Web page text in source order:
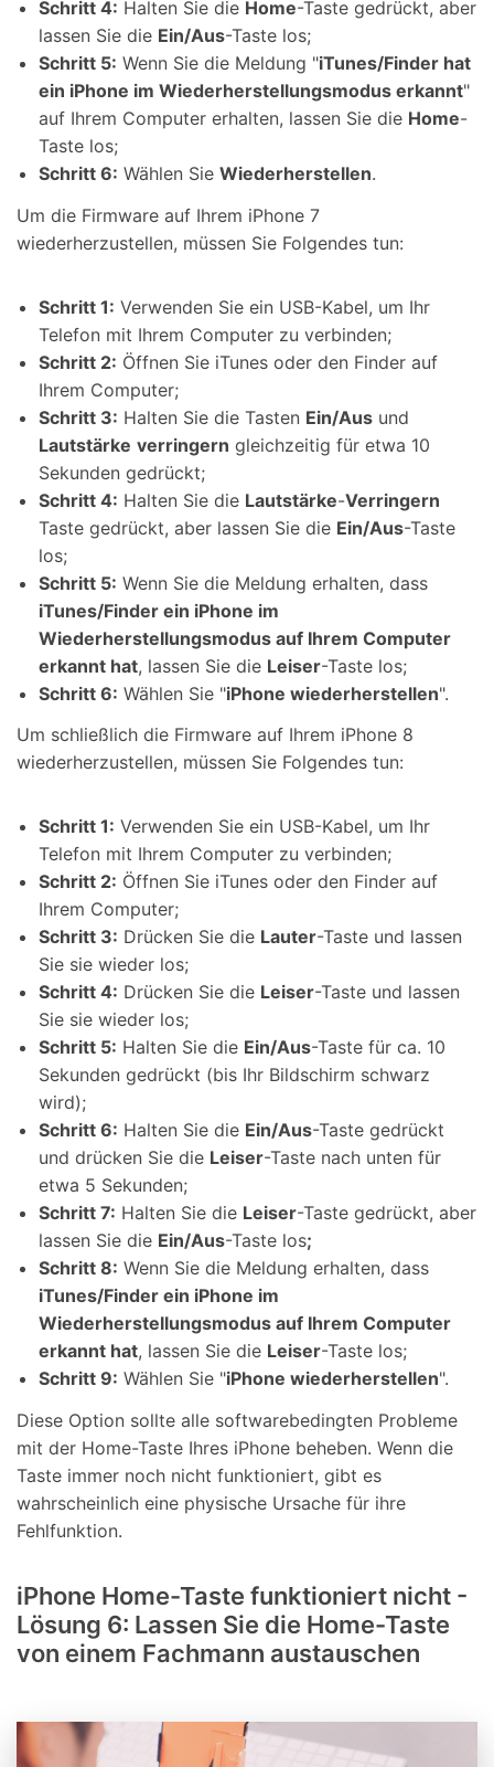
Schritt 4: Halten Sie die Home-Taste gedrückt, aber
lassen Sie die Ein/Aus-Taste los;
Schritt 5: Wenn Sie die Meldung "iTunes/Finder hat
ein iPhone im Wiederherstellungsmodus erkannt"
auf Ihrem Computer erhalten, lassen Sie die Home-
Taste los;
Schritt 6: Wählen Sie Wiederherstellen.
Um die Firmware auf Ihrem iPhone 7
wiederherzustellen, müssen Sie Folgendes tun:
Schritt 1: Verwenden Sie ein USB-Kabel, um Ihr
Telefon mit Ihrem Computer zu verbinden;
Schritt 2: Öffnen Sie iTunes oder den Finder auf
Ihrem Computer;
Schritt 3: Halten Sie die Tasten Ein/Aus und
Lautstärke verringern gleichzeitig für etwa 10
Sekunden gedrückt;
Schritt 4: Halten Sie die Lautstärke-Verringern
Taste gedrückt, aber lassen Sie die Ein/Aus-Taste
los;
Schritt 5: Wenn Sie die Meldung erhalten, dass
iTunes/Finder ein iPhone im
Wiederherstellungsmodus auf Ihrem Computer
erkannt hat, lassen Sie die Leiser-Taste los;
Schritt 6: Wählen Sie "iPhone wiederherstellen".
Um schließlich die Firmware auf Ihrem iPhone 8
wiederherzustellen, müssen Sie Folgendes tun:
Schritt 1: Verwenden Sie ein USB-Kabel, um Ihr
Telefon mit Ihrem Computer zu verbinden;
Schritt 2: Öffnen Sie iTunes oder den Finder auf
Ihrem Computer;
Schritt 3: Drücken Sie die Lauter-Taste und lassen
Sie sie wieder los;
Schritt 4: Drücken Sie die Leiser-Taste und lassen
Sie sie wieder los;
Schritt 5: Halten Sie die Ein/Aus-Taste für ca. 10
Sekunden gedrückt (bis Ihr Bildschirm schwarz
wird);
Schritt 6: Halten Sie die Ein/Aus-Taste gedrückt
und drücken Sie die Leiser-Taste nach unten für
etwa 5 Sekunden;
Schritt 7: Halten Sie die Leiser-Taste gedrückt, aber
lassen Sie die Ein/Aus-Taste los;
Schritt 8: Wenn Sie die Meldung erhalten, dass
iTunes/Finder ein iPhone im
Wiederherstellungsmodus auf Ihrem Computer
erkannt hat, lassen Sie die Leiser-Taste los;
Schritt 9: Wählen Sie "iPhone wiederherstellen".
Diese Option sollte alle softwarebedingten Probleme
mit der Home-Taste Ihres iPhone beheben. Wenn die
Taste immer noch nicht funktioniert, gibt es
wahrscheinlich eine physische Ursache für ihre
Fehlfunktion.
iPhone Home-Taste funktioniert nicht -
Lösung 6: Lassen Sie die Home-Taste
von einem Fachmann austauschen